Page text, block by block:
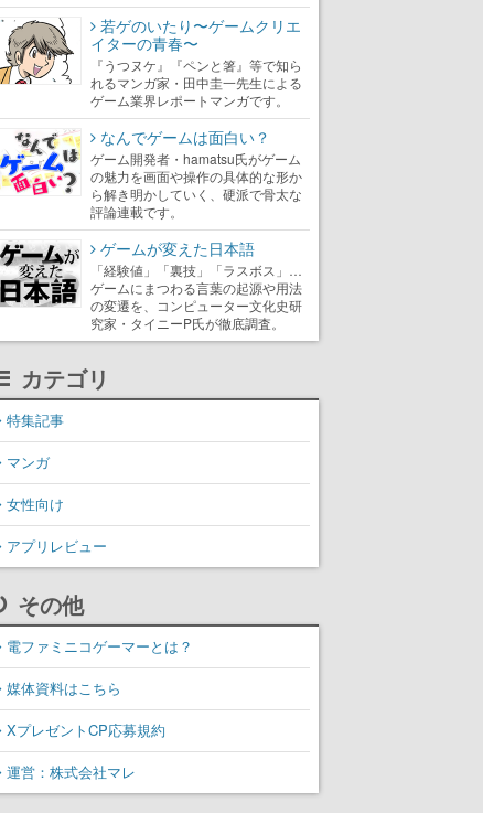
若ゲのいたり〜ゲームクリエ
イターの青春〜
『うつヌケ』『ペンと箸』等で知ら
れるマンガ家・田中圭一先生による
ゲーム業界レポートマンガです。
なんでゲームは面白い？
ゲーム開発者・hamatsu氏がゲーム
の魅力を画面や操作の具体的な形か
ら解き明かしていく、硬派で骨太な
評論連載です。
ゲームが変えた日本語
「経験値」「裏技」「ラスボス」…
ゲームにまつわる言葉の起源や用法
の変遷を、コンピューター文化史研
究家・タイニーP氏が徹底調査。
カテゴリ
特集記事
マンガ
女性向け
アプリレビュー
その他
電ファミニコゲーマーとは？
媒体資料はこちら
XプレゼントCP応募規約
運営：株式会社マレ